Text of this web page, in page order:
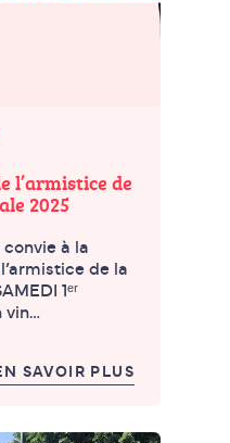
l’armistice de
2025
à la
de la
1ᵉʳ
vin…
SAVOIR PLUS